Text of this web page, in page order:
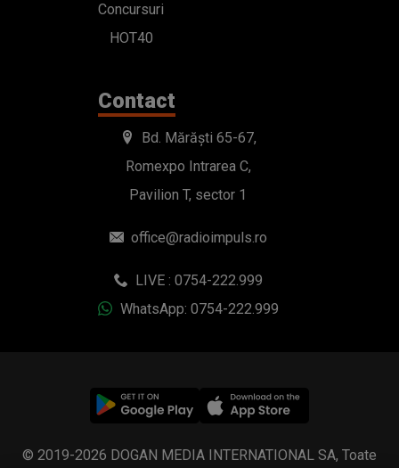
Concursuri
HOT40
Contact
Bd. Mărăști 65-67,
Romexpo Intrarea C,
Pavilion T, sector 1
office@radioimpuls.ro
LIVE : 0754-222.999
WhatsApp: 0754-222.999
© 2019-2026 DOGAN MEDIA INTERNATIONAL SA, Toate